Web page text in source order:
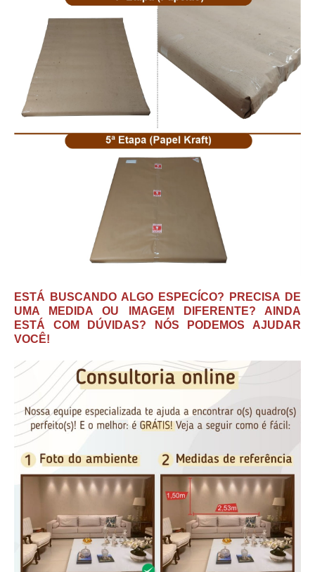
ESTÁ BUSCANDO ALGO ESPECÍCO? PRECISA DE
UMA MEDIDA OU IMAGEM DIFERENTE? AINDA
ESTÁ COM DÚVIDAS? NÓS PODEMOS AJUDAR
VOCÊ!